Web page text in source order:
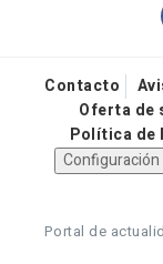
Contacto
Oferta de
Política de
Portal de